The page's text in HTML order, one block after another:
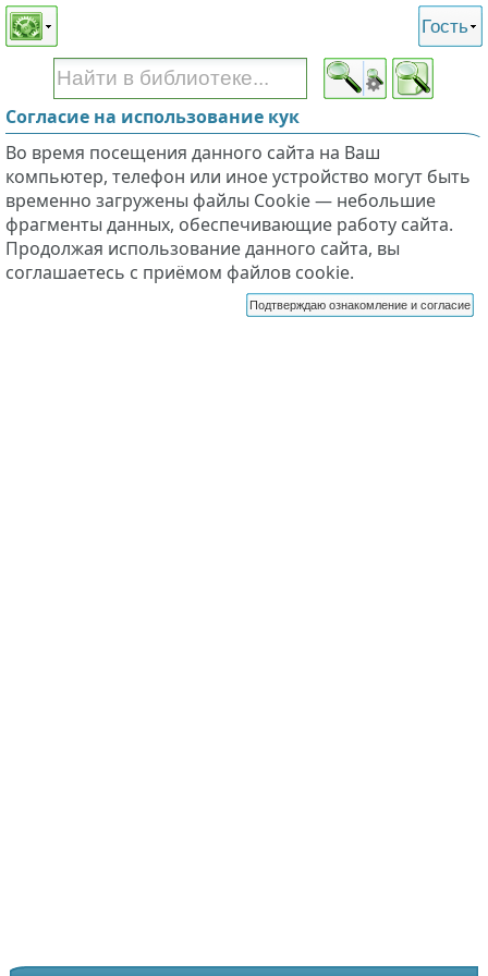
Этот сайт поддерживает
слабовидящих
Гость
Согласие на использование кук
Во время посещения данного сайта на Ваш
компьютер, телефон или иное устройство могут быть
временно загружены файлы Cookie — небольшие
фрагменты данных, обеспечивающие работу сайта.
Продолжая использование данного сайта, вы
соглашаетесь с приёмом файлов cookie.
Подтверждаю ознакомление и согласие